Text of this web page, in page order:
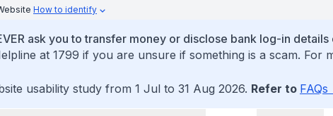
How to identify
ask you to transfer money or disclose bank log-in details
at 1799 if you are unsure if something is a scam. For
usability study from 1 Jul to 31 Aug 2026. Refer to FAQs